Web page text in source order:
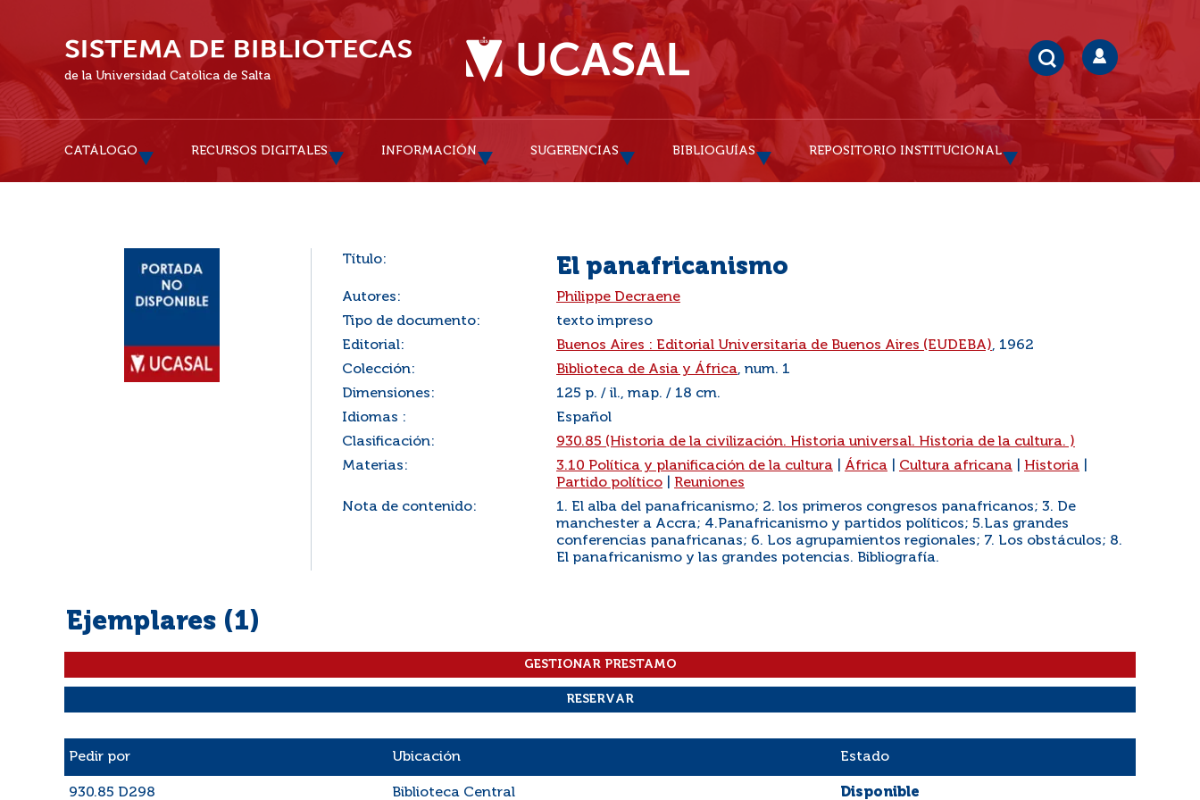
de la Universidad Católica de Salta
CATÁLOGO RECURSOS DIGITALES INFORMACIÓN SUGERENCIAS BIBLIOGUÍAS REPOSITORIO INSTITUCIONAL
Título: El panafricanismo
Autores:
Philippe Decraene
Tipo de documento:
texto impreso
Editorial:
Buenos Aires : Editorial Universitaria de Buenos Aires (EUDEBA), 1962
Colección:
Biblioteca de Asia y África, num. 1
Dimensiones:
125 p. / il., map. / 18 cm.
Idiomas :
Español
Clasificación:
930.85 (Historia de la civilización. Historia universal. Historia de la cultura. )
Materias:
3.10 Política y planificación de la cultura África Cultura africana Historia
Partido político
Reuniones
Nota de contenido:
1. El alba del panafricanismo; 2. los primeros congresos panafricanos; 3. De
manchester a Accra; 4.Panafricanismo y partidos políticos; 5.Las grandes
conferencias panafricanas; 6. Los agrupamientos regionales; 7. Los obstáculos; 8.
El panafricanismo y las grandes potencias. Bibliografía.
Ejemplares (1)
Pedir por Ubicación Estado
930.85 D298 Biblioteca Central Disponible